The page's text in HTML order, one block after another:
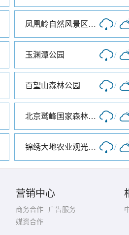
凤凰岭自然风景区公园 /
玉渊潭公园 /
百望山森林公园 /
北京鹫峰国家森林公园 /
锦绣大地农业观光园区 /
营销中心
商务合作
广告服务
媒资合作